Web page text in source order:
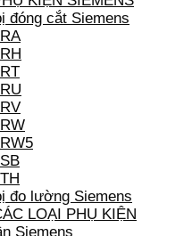
đóng cắt Siemens
đo lường Siemens
LOẠI PHỤ KIỆN
Siemens